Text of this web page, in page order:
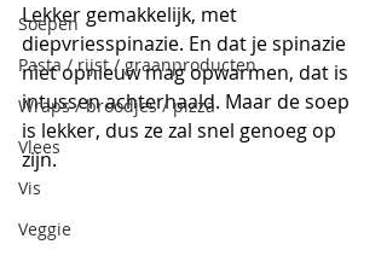
Soepen
Pasta / rijst / graanproducten
Wraps / broodjes / pizza
Vlees
Vis
Veggie
Lekker gemakkelijk, met
diepvriesspinazie. En dat je spinazie
niet opnieuw mag opwarmen, dat is
intussen achterhaald. Maar de soep
is lekker, dus ze zal snel genoeg op
zijn.